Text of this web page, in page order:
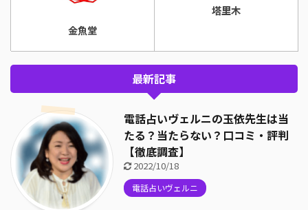
金魚堂
塔里木
最新記事
電話占いヴェルニの玉依先生は当
たる？当たらない？口コミ・評判
【徹底調査】
2022/10/18
電話占いヴェルニ